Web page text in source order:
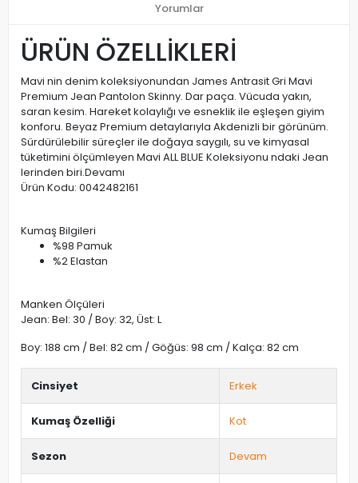
Yorumlar
ÜRÜN ÖZELLİKLERİ
Mavi nin denim koleksiyonundan James Antrasit Gri Mavi
Premium Jean Pantolon Skinny. Dar paça. Vücuda yakın,
saran kesim. Hareket kolaylığı ve esneklik ile eşleşen giyim
konforu. Beyaz Premium detaylarıyla Akdenizli bir görünüm.
Sürdürülebilir süreçler ile doğaya saygılı, su ve kimyasal
tüketimini ölçümleyen Mavi ALL BLUE Koleksiyonu ndaki Jean
lerinden biri.Devamı
Ürün Kodu: 0042482161
Kumaş Bilgileri
%98 Pamuk
%2 Elastan
Manken Ölçüleri
Jean: Bel: 30 / Boy: 32, Üst: L
Boy: 188 cm / Bel: 82 cm / Göğüs: 98 cm / Kalça: 82 cm
Cinsiyet Erkek
Kumaş Özelliği Kot
Sezon Devam